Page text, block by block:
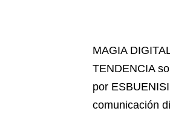
MAGIA
TENDENCIA
por
comunicación